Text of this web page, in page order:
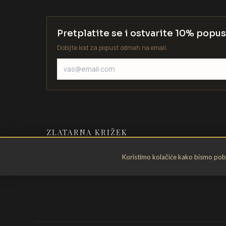
Koristimo kolačiće kako bismo
Pretplatite se i ostvarite 10%
Dobijte kod za popust odmah na email.
ZLATARNA KRIŽEK